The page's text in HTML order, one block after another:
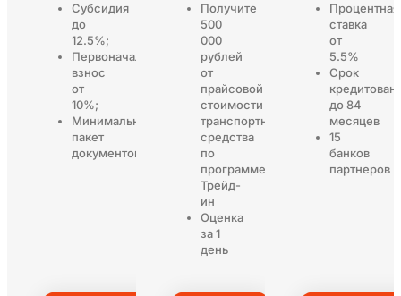
Субсидия
до
12.5%;
Первоначальный
взнос
от
10%;
Минимальный
пакет
документов
Получите
500
000
рублей
от
прайсовой
стоимости
транспортного
средства
по
программе
Трейд-
ин
Оценка
за 1
день
Процентная
ставка
от
5.5%
Срок
до 84
месяцев
15
банков
партнеров